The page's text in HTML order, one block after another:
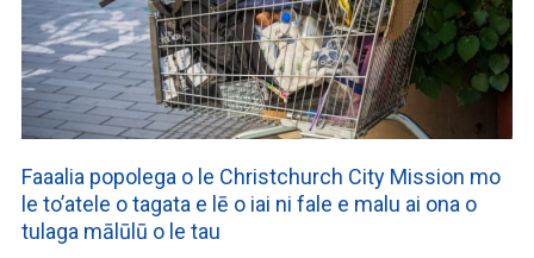
Faaalia popolega o le Christchurch City Mission mo
le to’atele o tagata e lē o iai ni fale e malu ai ona o
tulaga mālūlū o le tau